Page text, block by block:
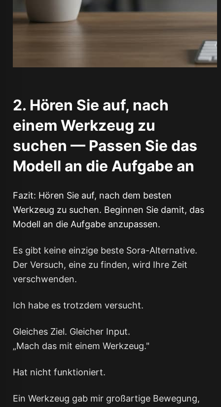
2. Hören Sie auf, nach
einem Werkzeug zu
suchen — Passen Sie das
Modell an die Aufgabe an
Fazit: Hören Sie auf, nach dem besten
Werkzeug zu suchen. Beginnen Sie damit, das
Modell an die Aufgabe anzupassen.
Es gibt keine einzige beste Sora-Alternative.
Der Versuch, eine zu finden, wird Ihre Zeit
verschwenden.
Ich habe es trotzdem versucht.
Gleiches Ziel. Gleicher Input.
„Mach das mit einem Werkzeug."
Hat nicht funktioniert.
Ein Werkzeug gab mir großartige Bewegung,